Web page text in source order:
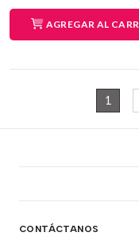
AGREGAR AL
1
CONTÁCTANOS